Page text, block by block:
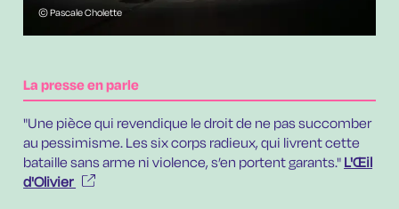
© Pascale Cholette
La presse en parle
"Une pièce qui revendique le droit de ne pas succomber
au pessimisme. Les six corps radieux, qui livrent cette
bataille sans arme ni violence, s’en portent garants." L'Œil
d'Olivier